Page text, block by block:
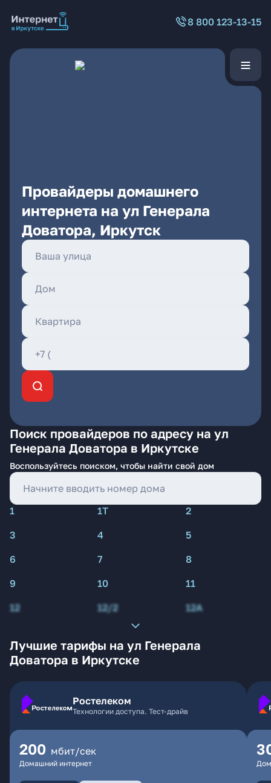
8 800 123-13-15
Провайдеры домашнего
интернета на ул Генерала
Доватора, Иркутск
Поиск провайдеров по адресу на ул
Генерала Доватора в Иркутске
Воспользуйтесь поиском, чтобы найти свой дом
1 1Т
2
3
4
5
6
7
8
9
10
11
12
12/2 12А
Лучшие тарифы на ул Генерала
Доватора в Иркутске
Ростелеком
Технологии доступа. Тест-драйв
200 мбит/сек
Домашний интернет